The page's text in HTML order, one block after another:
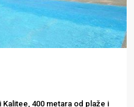
Kalitee, 400 metara od plaže i